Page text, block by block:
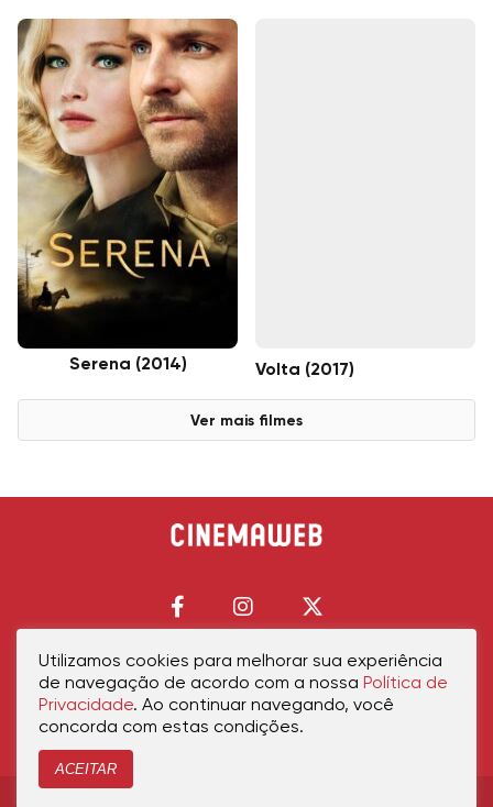
Serena (2014) Volta (2017)
Ver mais filmes
Início Política de Privacidade Política de Cookies Contato
Utilizamos cookies para melhorar sua experiência
de navegação de acordo com a nossa Política de
Privacidade. Ao continuar navegando, você
concorda com estas condições.
ACEITAR